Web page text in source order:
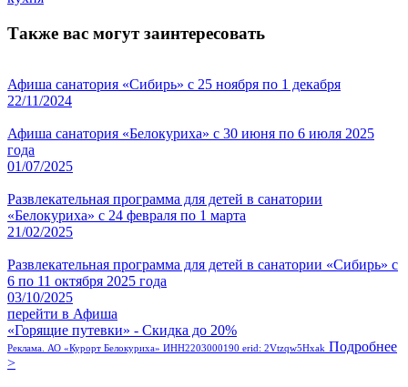
Также вас могут заинтересовать
Афиша санатория «Сибирь» с 25 ноября по 1 декабря
22/11/2024
Афиша санатория «Белокуриха» с 30 июня по 6 июля 2025
года
01/07/2025
Развлекательная программа для детей в санатории
«Белокуриха» с 24 февраля по 1 марта
21/02/2025
Развлекательная программа для детей в санатории «Сибирь» с
6 по 11 октября 2025 года
03/10/2025
перейти в Афиша
«Горящие путевки» - Скидка до 20%
Реклама. АО «Курорт Белокуриха» ИНН2203000190 erid: 2Vtzqw5Hxak Подробнее
>